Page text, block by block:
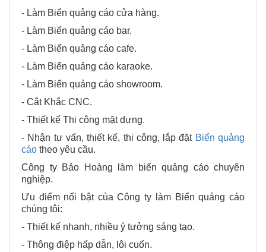
- Làm Biển quảng cáo cửa hàng.
- Làm Biển quảng cáo bar.
- Làm Biển quảng cáo cafe.
- Làm Biển quảng cáo karaoke.
- Làm Biển quảng cáo showroom.
- Cắt Khắc CNC.
- Thiết kế Thi công mặt dựng.
- Nhận tư vấn, thiết kế, thi công, lắp đặt Biển quảng
cáo theo yêu cầu.
Công ty Bảo Hoàng làm biển quảng cáo chuyên
nghiệp.
Ưu điểm nổi bật của Công ty làm Biển quảng cáo
chúng tôi:
- Thiết kế nhanh, nhiều ý tưởng sáng tạo.
- Thông điệp hấp dẫn, lôi cuốn.